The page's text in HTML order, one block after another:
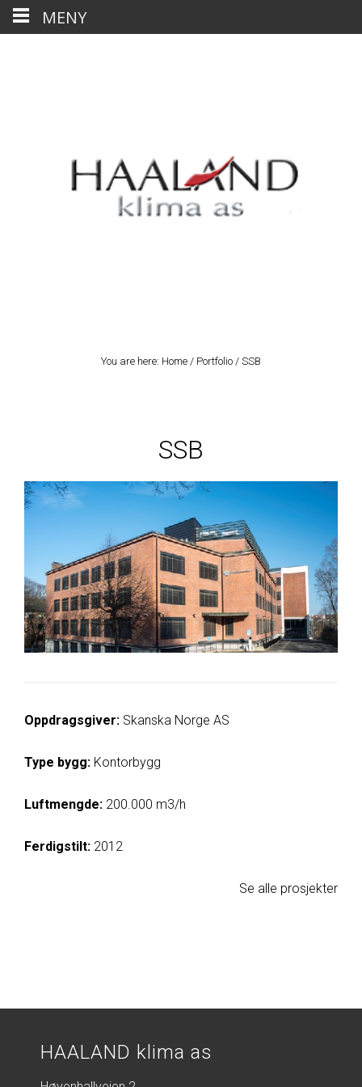
You are here: Home / Portfolio / SSB
SSB
Oppdragsgiver: Skanska Norge AS
Type bygg: Kontorbygg
Luftmengde: 200.000 m3/h
Ferdigstilt: 2012
Se alle prosjekter
HAALAND klima as
MENY